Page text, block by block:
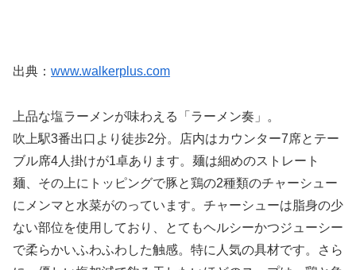
出典： www.walkerplus.com
上品な塩ラーメンが味わえる「ラーメン奏」。
吹上駅3番出口より徒歩2分。店内はカウンター7席とテー
ブル席4人掛けが1卓あります。麺は細めのストレート
麺、その上にトッピングで豚と鶏の2種類のチャーシュー
にメンマと水菜がのっています。チャーシューは脂身の少
ない部位を使用しており、とてもヘルシーかつジューシー
で柔らかいふわふわした触感。特に人気の具材です。さら